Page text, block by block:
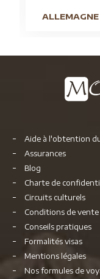
ALLEMAGNE
Aide à l'obtention
Assurances
Blog
Charte de
Circuits culturels
Conditions de vente
Conseils pratiques
Formalités visas
Mentions légales
Nos formules de